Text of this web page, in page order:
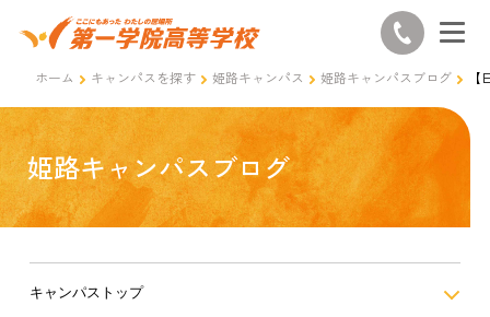
ホーム キャンパスを探す 姫路キャンパス 姫路キャンパスブログ
姫路キャンパスブログ
キャンパストップ